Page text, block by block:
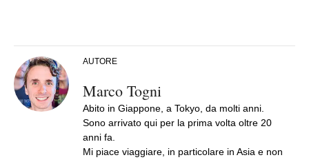
AUTORE
Marco Togni
Abito in Giappone, a Tokyo, da molti anni.
Sono arrivato qui per la prima volta oltre 20
anni fa.
Mi piace viaggiare, in particolare in Asia e non